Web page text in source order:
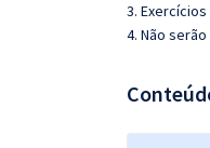
3.
4. Não